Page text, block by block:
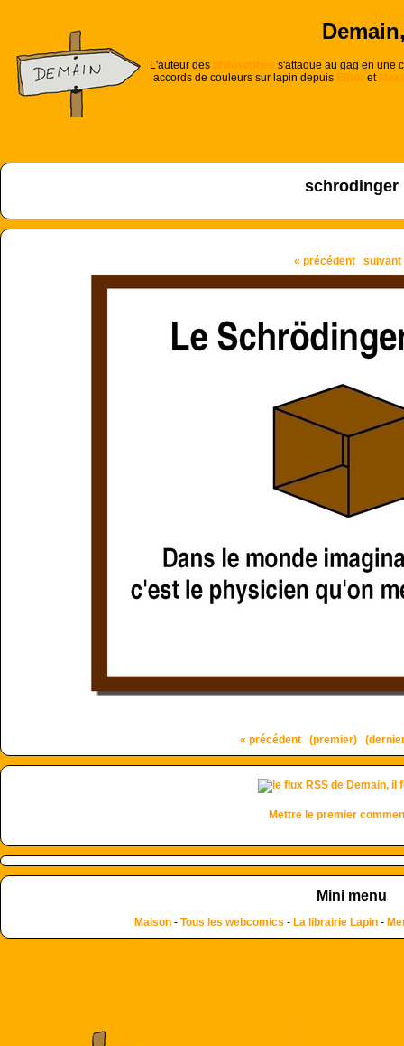
L'auteur des
s'attaque au gag en une
accords de couleurs sur lapin depuis
et
schrodinger
« précédent suivant
« précédent (premier)
Mettre le premier
Mini menu
Maison- Tous les webcomics - La librairie Lapin-